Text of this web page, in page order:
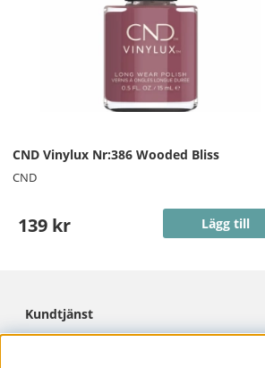
CND Vinylux Nr:386 Wooded Bliss
CND
139 kr Lägg till
Kundtjänst